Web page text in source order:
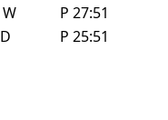
W P 27:51
D P 25:51